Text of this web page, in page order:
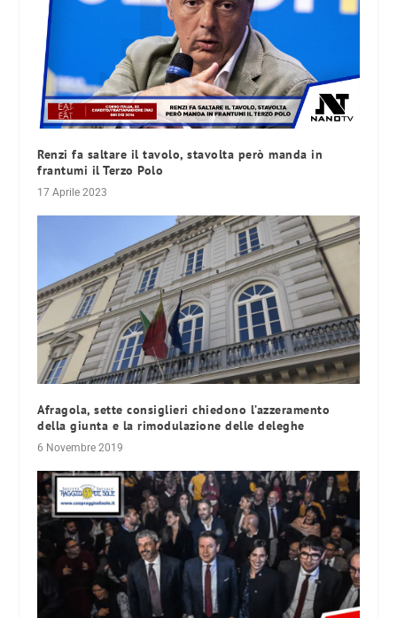
Renzi fa saltare il tavolo, stavolta però manda in
frantumi il Terzo Polo
17 Aprile 2023
Afragola, sette consiglieri chiedono l’azzeramento
della giunta e la rimodulazione delle deleghe
6 Novembre 2019